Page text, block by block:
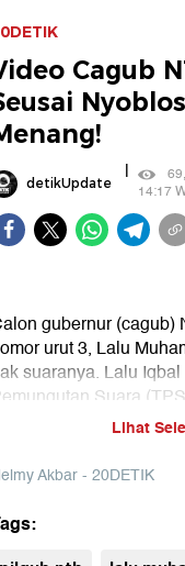
Cagub
detikUpdate |
14:17
gubernur (cagub)
urut 3, Lalu
suaranya. Lalu
Suara
Kecamatan Praya,
Lihat
Akbar - 20DETIK